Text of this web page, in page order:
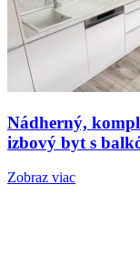
Nádherný,
izbový byt s
Zobraz viac